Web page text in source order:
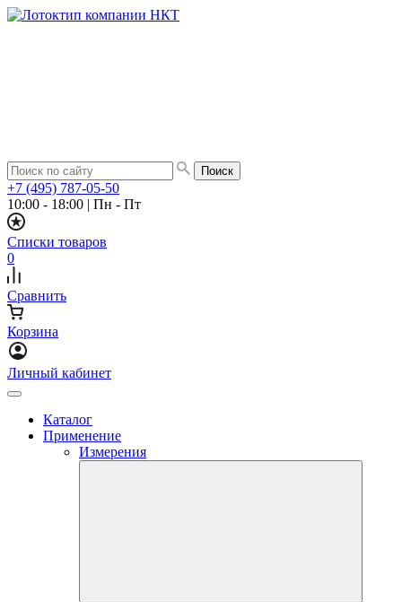
+7 (495) 787-05-50
10:00 - 18:00 | Пн - Пт
Списки товаров
0
Сравнить
Корзина
Личный кабинет
Каталог
Применение
Измерения